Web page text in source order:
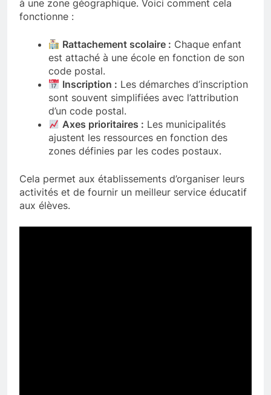
à une zone géographique. Voici comment cela
fonctionne :
Rattachement scolaire : Chaque enfant
est attaché à une école en fonction de son
code postal.
Inscription : Les démarches d’inscription
sont souvent simplifiées avec l’attribution
d’un code postal.
Axes prioritaires : Les municipalités
ajustent les ressources en fonction des
zones définies par les codes postaux.
Cela permet aux établissements d’organiser leurs
activités et de fournir un meilleur service éducatif
aux élèves.